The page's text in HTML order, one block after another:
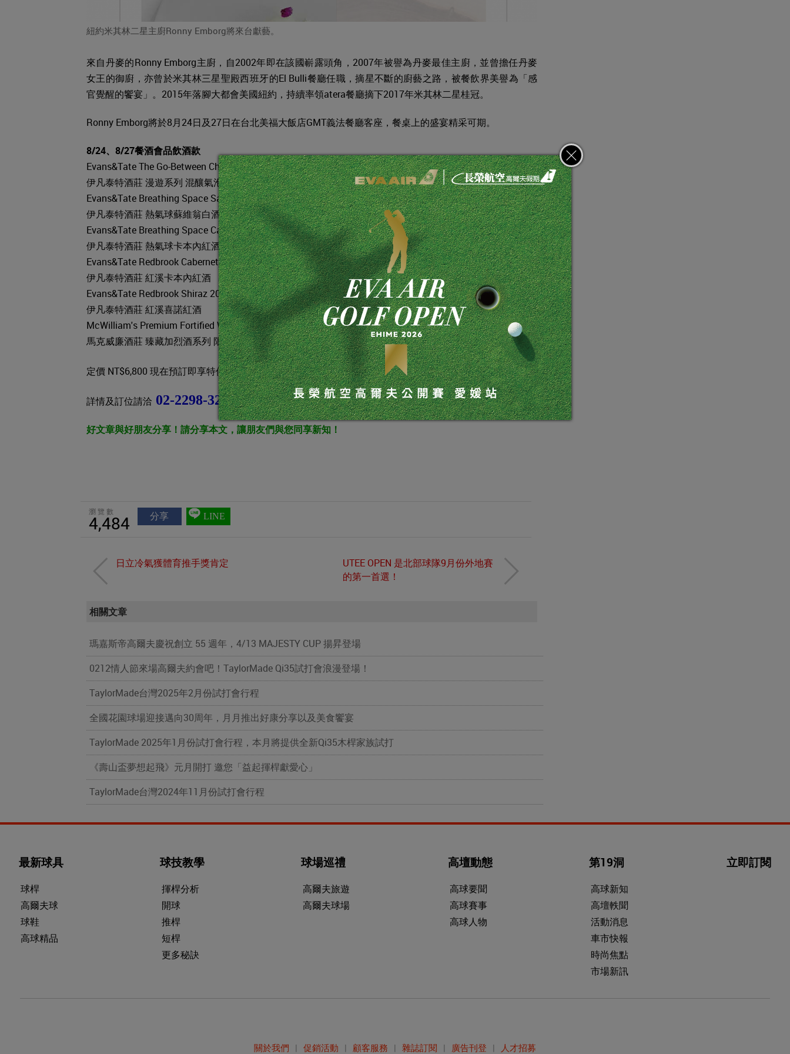
紐約米其林二星主廚Ronny Emborg將來台獻藝。
來自丹麥的Ronny Emborg主廚，自2002年即在該國嶄露頭角，2007年被譽為丹麥最佳主廚，並曾擔任丹麥
女王的御廚，亦曾於米其林三星聖殿西班牙的El Bulli餐廳任職，摘星不斷的廚藝之路，被餐飲界美譽為「感
官覺醒的饗宴」。2015年落腳大都會美國紐約，持續率領atera餐廳摘下2017年米其林二星桂冠。
Ronny Emborg將於8月24日及27日在台北美福大飯店GMT義法餐廳客座，餐桌上的盛宴精采可期。
8/24、 8/27餐酒會品飲酒款
Evans&Tate The Go-Between Chardonnay Pinot Noir Sparkling
伊凡泰特酒莊 漫遊系列 混釀氣泡酒
Evans&Tate Breathing Space Sauvignon Blanc 2015
伊凡泰特酒莊 熱氣球蘇維翁白酒
Evans&Tate Breathing Space Cabernet Sauvignon 2014
伊凡泰特酒莊 熱氣球卡本內紅酒
Evans&Tate Redbrook Cabernet Sauvignon 2012
伊凡泰特酒莊 紅溪卡本內紅酒
Evans&Tate Redbrook Shiraz 2012
伊凡泰特酒莊 紅溪喜諾紅酒
McWilliam's Premium Fortified Wines Show Reserve Rare Muscat
馬克威廉酒莊 臻藏加烈酒系列 限釀陳年慕斯卡甜酒
定價 NT$6,800 現在預訂即享特價NT$5,200
詳情及訂位請洽 02-2298-3206泰德利
好文章與好朋友分享！請分享本文，讓朋友們與您同享新知！
瀏覽數
4,484 分享 LINE
日立冷氣獲體育推手獎肯定
UTEE OPEN 是北部球隊9月份外地賽
的第一首選！
相關文章
瑪嘉斯帝高爾夫慶祝創立 55 週年，4/13 MAJESTY CUP 揚昇登場
0212情人節來場高爾夫約會吧！TaylorMade Qi35試打會浪漫登場！
TaylorMade台灣2025年2月份試打會行程
全國花園球場迎接邁向30周年，月月推出好康分享以及美食饗宴
TaylorMade 2025年1月份試打會行程，本月將提供全新Qi35木桿家族試打
《壽山盃夢想起飛》元月開打 邀您「益起揮桿獻愛心」
TaylorMade台灣2024年11月份試打會行程
最新球具
球桿
高爾夫球
球鞋
高球精品
球技教學
揮桿分析
開球
推桿
短桿
更多秘訣
球場巡禮
高爾夫旅遊
高爾夫球場
高壇動態
高球要聞
高球賽事
高球人物
第19洞
高球新知
高壇軼聞
活動消息
車市快報
時尚焦點
市場新訊
立即訂閱
關於我們 | 促銷活動 | 顧客服務 | 雜誌訂閱 | 廣告刊登 | 人才招募